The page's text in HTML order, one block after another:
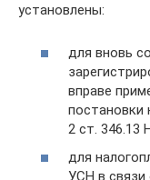
установлены:
для вновь
вправе
постановки
2 ст. 346.13
для
УСН в связи